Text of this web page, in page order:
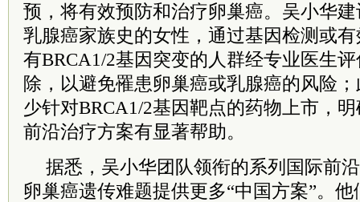
预，将有效预防和治疗卵巢癌。吴小华
乳腺癌家族史的女性，通过基因检测或
有BRCA1/2基因突变的人群经专业医生
除，以避免罹患卵巢癌或乳腺癌的风险
少针对BRCA1/2基因靶点的药物上市，
前沿治疗方案有显著帮助。
据悉，吴小华团队领衔的系列国际前
卵巢癌遗传难题提供更多“中国方案”。